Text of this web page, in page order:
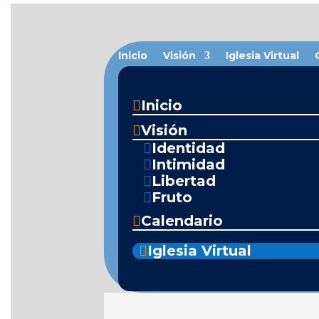
Inicio Visión Iglesia Virtual
Inicio
Visión
Identidad
Intimidad
Libertad
Fruto
Calendario
Iglesia Virtual